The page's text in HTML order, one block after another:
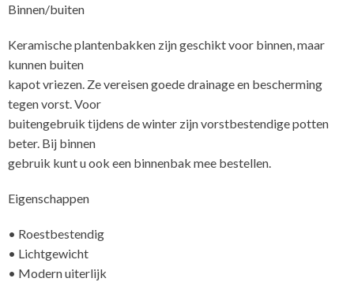
Binnen/buiten
Keramische plantenbakken zijn geschikt voor binnen, maar
kunnen buiten
kapot vriezen. Ze vereisen goede drainage en bescherming
tegen vorst. Voor
buitengebruik tijdens de winter zijn vorstbestendige potten
beter. Bij binnen
gebruik kunt u ook een binnenbak mee bestellen.
Eigenschappen
• Roestbestendig
• Lichtgewicht
• Modern uiterlijk